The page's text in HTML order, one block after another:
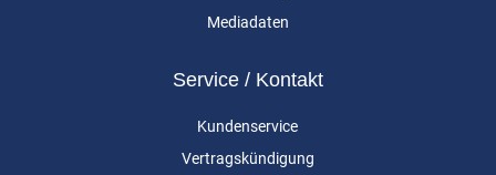
Mediadaten
Service / Kontakt
Kundenservice
Vertragskündigung